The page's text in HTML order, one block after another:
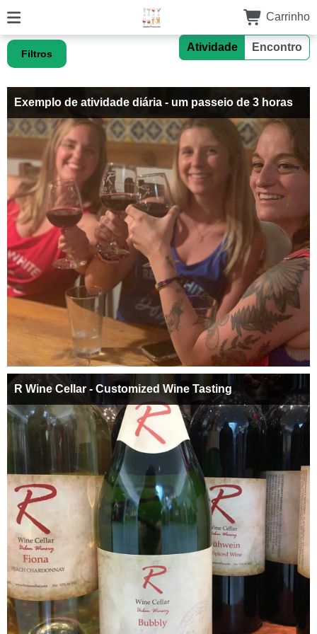
Carrinho
Filtros
Atividade Encontro
Exemplo de atividade diária - um passeio de 3 horas
R Wine Cellar - Customized Wine Tasting